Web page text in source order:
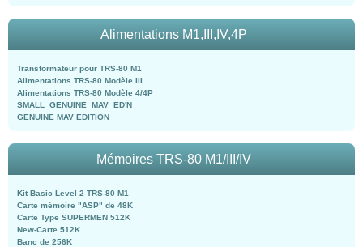
Alimentations M1,III,IV,4P
Transformateur pour TRS-80 M1
Alimentations TRS-80 Modèle III
Alimentations TRS-80 Modèle 4/4P
SMALL_GENUINE_MAV_ED'N
GENUINE MAV EDITION
Mémoires TRS-80 M1/III/IV
Kit Basic Level 2 TRS-80 M1
Carte mémoire "ASP" de 48K
Carte Type SUPERMEN 512K
New-Carte 512K
Banc de 256K